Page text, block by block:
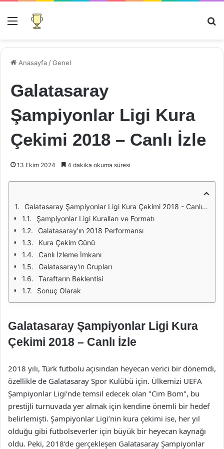
Menü
Anasayfa /Genel
Galatasaray
Şampiyonlar Ligi Kura
Çekimi 2018 – Canlı İzle
13 Ekim 2024 4 dakika okuma süresi
Galatasaray Şampiyonlar Ligi Kura Çekimi 2018 - Canlı İzle
Şampiyonlar Ligi Kuralları ve Formatı
Galatasaray'ın 2018 Performansı
Kura Çekim Günü
Canlı İzleme İmkanı
Galatasaray'ın Grupları
Taraftarın Beklentisi
Sonuç Olarak
Galatasaray Şampiyonlar Ligi Kura
Çekimi 2018 – Canlı İzle
2018 yılı, Türk futbolu açısından heyecan verici bir dönemdi,
özellikle de Galatasaray Spor Kulübü için. Ülkemizi UEFA
Şampiyonlar Ligi’nde temsil edecek olan "Cim Bom", bu
prestijli turnuvada yer almak için kendine önemli bir hedef
belirlemişti. Şampiyonlar Ligi’nin kura çekimi ise, her yıl
olduğu gibi futbolseverler için büyük bir heyecan kaynağı
oldu. Peki, 2018’de gerçekleşen Galatasaray Şampiyonlar